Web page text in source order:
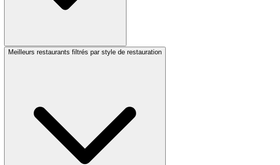
Meilleurs restaurants filtrés par style de restauration